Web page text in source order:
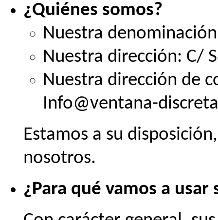
¿Quiénes somos?
Nuestra denominación:
Nuestra dirección: C/
Nuestra dirección de
Info@ventana-
Estamos a su
nosotros.
¿Para qué vamos a usar